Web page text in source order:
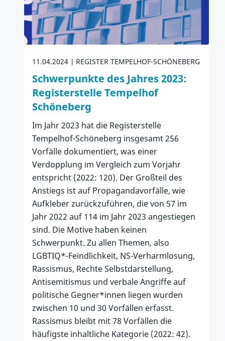
11.04.2024 REGISTER TEMPELHOF-SCHÖNEBERG
Schwerpunkte des Jahres 2023:
Registerstelle Tempelhof
Schöneberg
Im Jahr 2023 hat die Registerstelle
Tempelhof-Schöneberg insgesamt 256
Vorfälle dokumentiert, was einer
Verdopplung im Vergleich zum Vorjahr
entspricht (2022: 120). Der Großteil des
Anstiegs ist auf Propagandavorfälle, wie
Aufkleber zurückzuführen, die von 57 im
Jahr 2022 auf 114 im Jahr 2023 angestiegen
sind. Die Motive haben keinen
Schwerpunkt. Zu allen Themen, also
LGBTIQ*-Feindlichkeit, NS-Verharmlosung,
Rassismus, Rechte Selbstdarstellung,
Antisemitismus und verbale Angriffe auf
politische Gegner*innen liegen wurden
zwischen 10 und 30 Vorfällen erfasst.
Rassismus bleibt mit 78 Vorfällen die
häufigste inhaltliche Kategorie (2022: 42).